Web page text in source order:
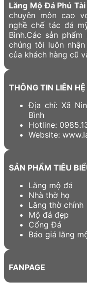
Lăng Mộ Đá Phú Tài
chuyên môn cao
nghề chế tác đá
Bình.Các sản
chúng tôi luôn
của khách hàng cũ
THÔNG TIN LIÊN HỆ
Địa chỉ: Xã
Bình
Hotline:
Website:
SẢN PHẨM TIÊU
Lăng mộ đá
Nhà thờ họ
Lăng thờ chính
Mộ đá đẹp
Cổng Đá
Báo giá lăng
FANPAGE